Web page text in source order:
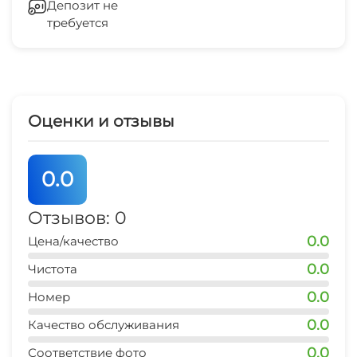
Место для пикника
Оборудование для встреч и
Кондиционер
Лифт
Отопление
Гладильные принадлежности
Зеленый двор
Депозит не
требуется
Оценки и отзывы
0.0
Отзывов: 0
Цена/качество 0.0
Чистота 0.0
Номер 0.0
Качество обслуживания 0.0
Соответствие фото 0.0